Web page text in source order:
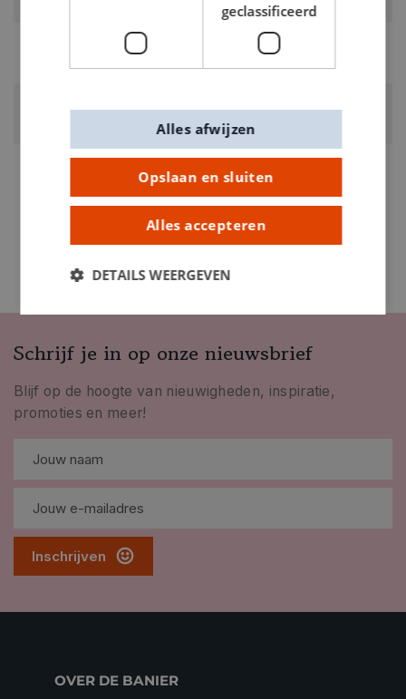
0.015kg
Schrijf je in op onze nieuwsbrief
Blijf op de hoogte van nieuwigheden, inspiratie,
promoties en meer!
Inschrijven
OVER DE BANIER
geclassificeerd
Opslaan en sluiten
Alles accepteren
Alles afwijzen
DETAILS WEERGEVEN